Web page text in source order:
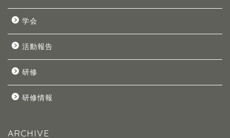
学会
活動報告
研修
研修情報
ARCHIVE